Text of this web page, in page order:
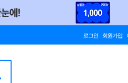
로그인 회원가입